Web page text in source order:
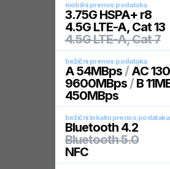
mobilni prenos podataka
3.75G HSPA+ r8
4.5G LTE-A, Cat 13
4.5G LTE-A, Cat 7
bežični prenos podataka
A 54MBps/ AC
9600MBps/ B
450MBps
bežični lokalni prenos podataka
Bluetooth 4.2
Bluetooth 5.0
NFC